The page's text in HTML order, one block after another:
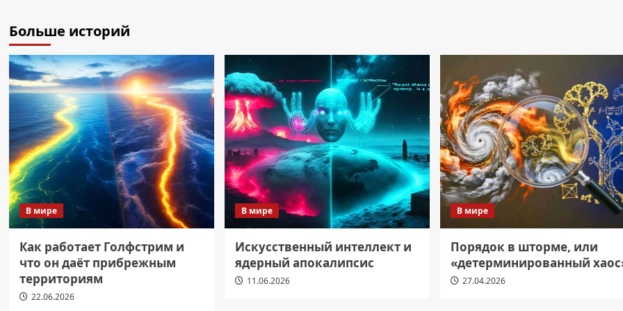
Больше историй
В мире
Как работает Голфстрим и
что он даёт прибрежным
территориям
22.06.2026
В мире
Искусственный интеллект и
ядерный апокалипсис
11.06.2026
В мире
Порядок в шторме, или
«детерминированный
27.04.2026